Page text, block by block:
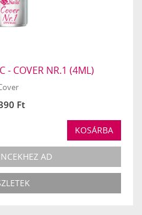
- COVER NR.1 (4ML)
Ft
KOSÁRBA
AD